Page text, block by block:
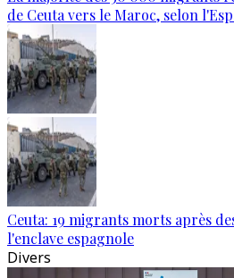
de Ceuta vers le Maroc, selon
Ceuta: 19 migrants morts après
l'enclave espagnole
Divers